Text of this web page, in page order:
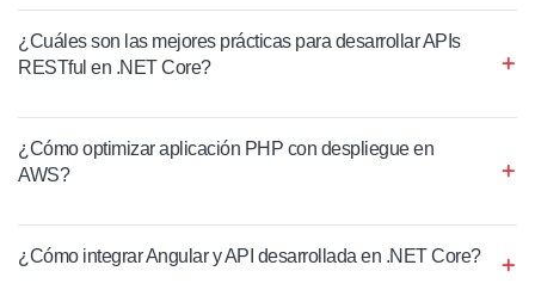
¿Cuáles son las mejores prácticas para desarrollar APIs
RESTful en .NET Core?
¿Cómo optimizar aplicación PHP con despliegue en
AWS?
¿Cómo integrar Angular y API desarrollada en .NET Core?